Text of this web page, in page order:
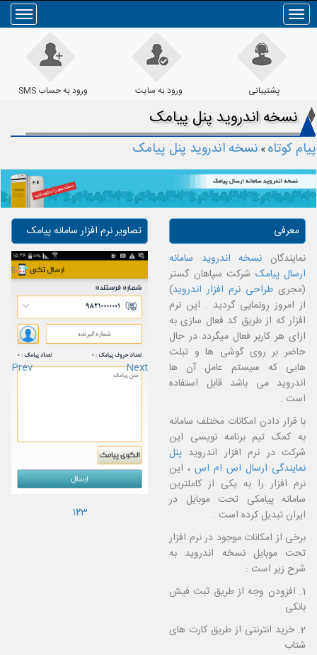
Toggle
navigation
پشتیبانی ورود به سایت ورود به حساب SMS
نسخه اندروید پنل پیامک
پیام کوتاه» نسخه اندروید پنل پیامک
معرفی
نمایندگان نسخه اندروید سامانه
ارسال پیامک شرکت سپاهان گستر
(مجری طراحی نرم افزار اندروید)
از امروز رونمایی گردید . این نرم
افزار که از طریق کد فعال سازی به
ازای هر کاربر فعال میگردد در حال
حاضر بر روی گوشی ها و تبلت
هایی که سیستم عامل آن ها
اندروید می باشد قابل استفاده
است .
با قرار دادن امکانات مختلف سامانه
به کمک تیم برنامه نویسی این
شرکت در نرم افزار اندروید پنل
نمایندگی ارسال اس ام اس ، این
نرم افزار را به یکی از کاملترین
سامانه پیامکی تحت موبایل در
ایران تبدیل کرده است .
برخی از امکانات موجود در نرم افزار
تحت موبایل نسخه اندروید به
شرح زیر است :
1. افزودن وجه از طریق ثبت فیش
بانکی
2. خرید انترنتی از طریق کارت های
شتاب
تصاویر نرم افزار سامانه پیامک
Prev Next
123